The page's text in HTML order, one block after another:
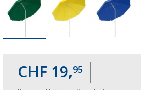
CHF 19,95